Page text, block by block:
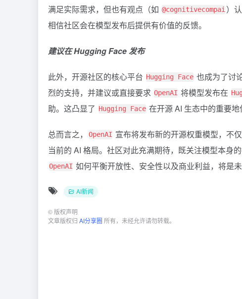
满足实际需求，但也有观点（如 @cognitivecompai）
相信社区会在模型发布后提供有价值的反馈。
建议在 Hugging Face 发布
此外，开源社区的核心平台 Hugging Face 也成为了讨
烈的支持，并建议或直接要求 OpenAI 将模型发布在
助。这凸显了
Hugging Face 在开源 AI 生态中的重要
总而言之， OpenAI 宣布将发布新的开源权重模型，不
当前的 AI 格局。社区对此充满期待，既关注模型本身
OpenAI 如何平衡开放性、安全性以及商业利益，将是
AI新闻
© 版权声明
文章版权归 AI分享圈 所有，未经允许请勿转载。